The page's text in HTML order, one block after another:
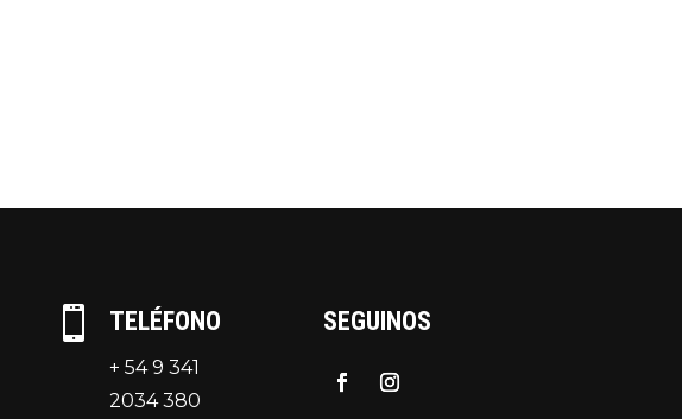
 TELÉFONO
+ 54 9 341
2034 380
SEGUINOS